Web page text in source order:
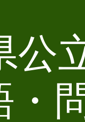
公
・